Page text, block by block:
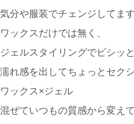
気分や服装でチェンジしてま
ワックスだけでは無く、
ジェルスタイリングでビシッ
濡れ感を出してちょっとセク
ワックス×ジェル
混ぜていつもの質感から変え